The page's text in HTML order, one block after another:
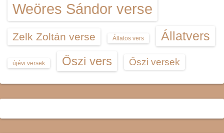
Weöres Sándor verse
Zelk Zoltán verse Állatos vers Állatvers
újévi versek Őszi vers Őszi versek